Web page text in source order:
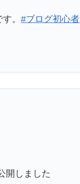
す。#ブログ初心者
開しました